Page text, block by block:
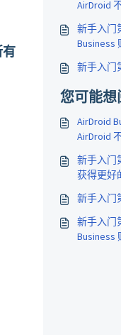
AirDroid
新手入门
Business
新手入门
您可能想
AirDroid
AirDroid
新手入门
获得更好
新手入门
新手入门
Business